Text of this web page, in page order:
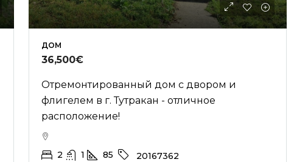
ДОМ
36,500€
Отремонтированный дом с двором и
флигелем в г. Тутракан - отличное
расположение!
2 1 85 20167362